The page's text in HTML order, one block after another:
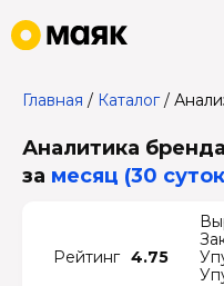
Главная / Каталог/
Аналитика
за месяц (30
Рейтинг 4.75